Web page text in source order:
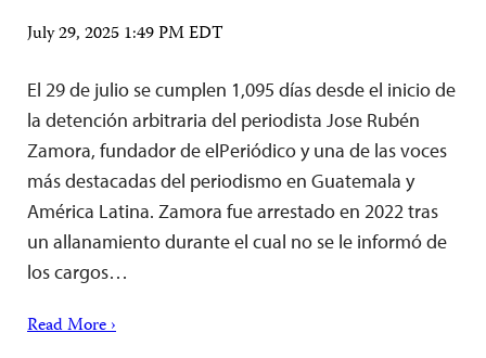
July 29, 2025 1:49 PM EDT
El 29 de julio se cumplen 1,095 días desde el inicio de
la detención arbitraria del periodista Jose Rubén
Zamora, fundador de elPeriódico y una de las voces
más destacadas del periodismo en Guatemala y
América Latina. Zamora fue arrestado en 2022 tras
un allanamiento durante el cual no se le informó de
los cargos…
Read More ›